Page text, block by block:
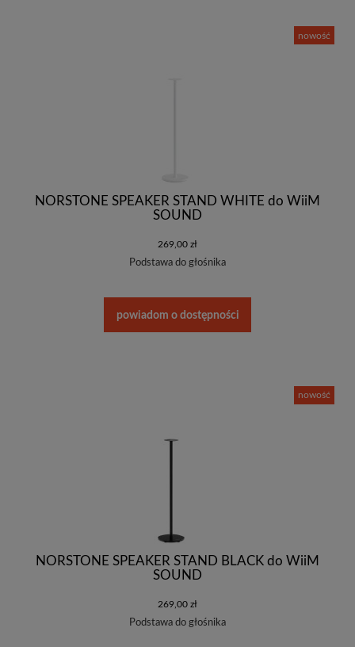
NORSTONE SPEAKER STAND WHITE do WiiM
SOUND
269,00 zł
Podstawa do głośnika
powiadom o dostępności
nowość
NORSTONE SPEAKER STAND BLACK do WiiM
SOUND
269,00 zł
Podstawa do głośnika
nowość